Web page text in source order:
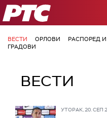
РТС
ВЕСТИ ОРЛОВИ РАСПОРЕД И
ГРАДОВИ
ВЕСТИ
УТОРАК, 20. СЕП